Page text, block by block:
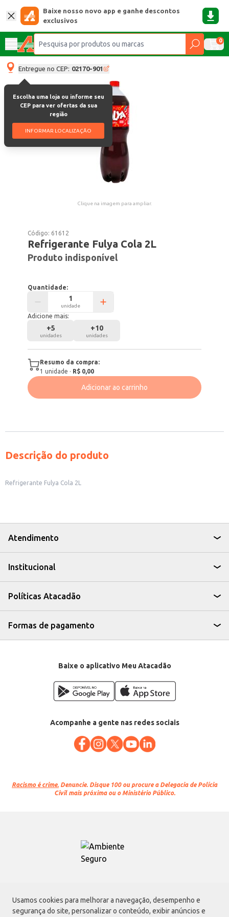
Usamos cookies para melhorar a navegação, desempenho e
segurança do site, personalizar o conteúdo, exibir anúncios e
Baixe nosso novo app e ganhe descontos
exclusivos
0
Entregue no CEP: 02170-901
Escolha uma loja ou informe seu
CEP para ver ofertas da sua
região
INFORMAR LOCALIZAÇÃO
Clique na imagem para ampliar.
Código: 61612
Refrigerante Fulya Cola 2L
Produto indisponível
Quantidade:
unidade
Adicione mais:
+5
unidades
+10
unidades
Resumo da compra:
1 unidade · R$ 0,00
Adicionar ao carrinho
Descrição do produto
Refrigerante Fulya Cola 2L
Atendimento
Institucional
Políticas Atacadão
Formas de pagamento
Baixe o aplicativo Meu Atacadão
Acompanhe a gente nas redes sociais
Racismo é crime. Denuncie. Disque 100 ou procure a Delegacia de Polícia
Civil mais próxima ou o Ministério Público.
Atacadão S.A.
Avenida Morvan Dias de Figueiredo, 6169, Vila Maria, São Paulo - SP | CEP
02170-901 | CNPJ: 75.315.333/0001-09